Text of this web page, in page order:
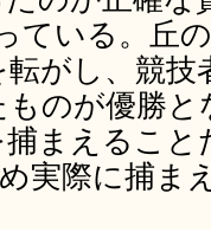
ている。丘
がし、競技
のが優勝
まえるこ
実際に捕ま